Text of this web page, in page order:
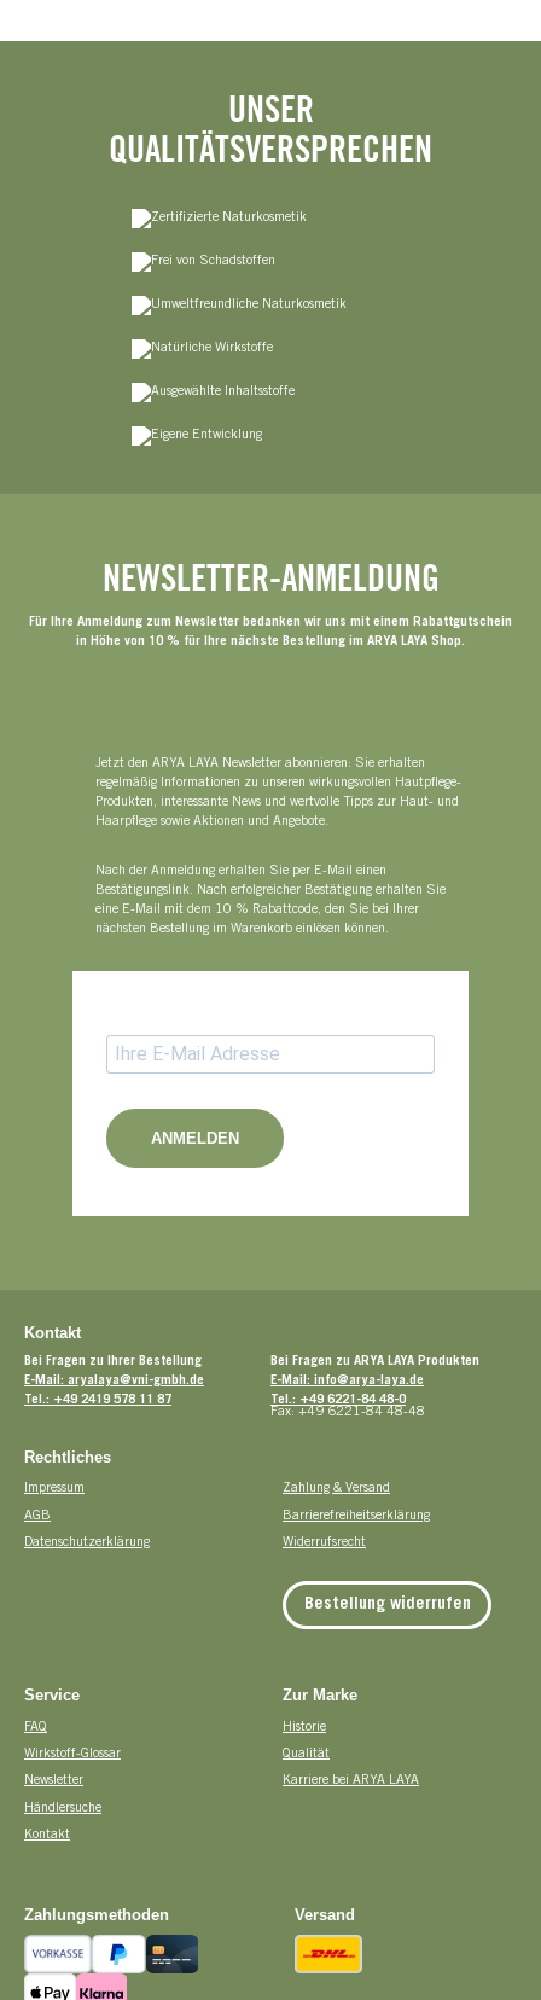
UNSER
QUALITÄTSVERSPRECHEN
NEWSLETTER-ANMELDUNG
Für Ihre Anmeldung zum Newsletter bedanken wir uns mit einem Rabattgutschein
in Höhe von 10 % für Ihre nächste Bestellung im ARYA LAYA Shop.
Jetzt den ARYA LAYA Newsletter abonnieren: Sie erhalten
regelmäßig Informationen zu unseren wirkungsvollen Hautpflege-
Produkten, interessante News und wertvolle Tipps zur Haut- und
Haarpflege sowie Aktionen und Angebote.
Nach der Anmeldung erhalten Sie per E-Mail einen
Bestätigungslink. Nach erfolgreicher Bestätigung erhalten Sie
eine E-Mail mit dem 10 % Rabattcode, den Sie bei Ihrer
nächsten Bestellung im Warenkorb einlösen können.
ANMELDEN
Kontakt
Bei Fragen zu Ihrer Bestellung
E-Mail: aryalaya@vni-gmbh.de
Tel.: +49 2419 578 11 87
Bei Fragen zu ARYA LAYA Produkten
E-Mail: info@arya-laya.de
Tel.: +49 6221-84 48-0
Fax: +49 6221-84 48-48
Rechtliches
Impressum
AGB
Datenschutzerklärung
Zahlung & Versand
Barrierefreiheitserklärung
Widerrufsrecht
Bestellung widerrufen
Service
FAQ
Wirkstoff-Glossar
Newsletter
Händlersuche
Kontakt
Zur Marke
Historie
Qualität
Karriere bei ARYA LAYA
Zahlungsmethoden
Vorkasse PayPal Kreditkarte
Versand